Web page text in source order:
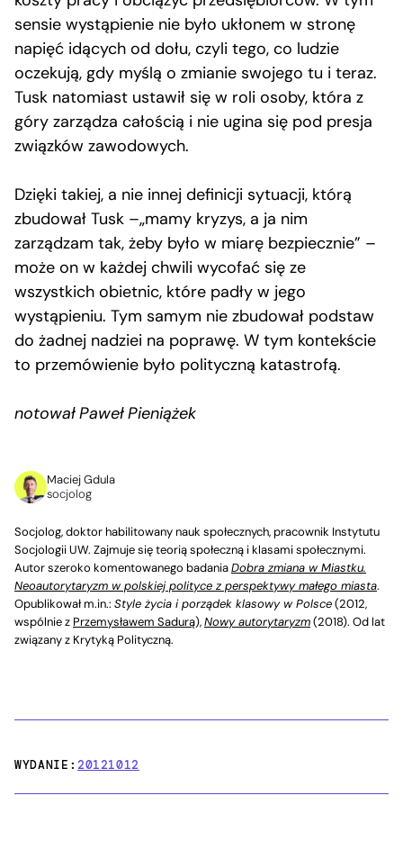
sensie wystąpienie nie było ukłonem w stronę
napięć idących od dołu, czyli tego, co ludzie
oczekują, gdy myślą o zmianie swojego tu i teraz.
Tusk natomiast ustawił się w roli osoby, która z
góry zarządza całością i nie ugina się pod presja
związków zawodowych.
Dzięki takiej, a nie innej definicji sytuacji, którą
zbudował Tusk –„mamy kryzys, a ja nim
zarządzam tak, żeby było w miarę bezpiecznie” –
może on w każdej chwili wycofać się ze
wszystkich obietnic, które padły w jego
wystąpieniu. Tym samym nie zbudował podstaw
do żadnej nadziei na poprawę. W tym kontekście
to przemówienie było polityczną katastrofą.
notował Paweł Pieniążek
Maciej Gdula
socjolog
Socjolog, doktor habilitowany nauk społecznych, pracownik Instytutu
Socjologii UW. Zajmuje się teorią społeczną i klasami społecznymi.
Autor szeroko komentowanego badaniaDobra zmiana w Miastku.
Neoautorytaryzm w polskiej polityce z perspektywy małego miasta.
Opublikował m.in.: Style życia i porządek klasowy w Polsce(2012,
wspólnie z Przemysławem Sadurą),Nowy autorytaryzm(2018). Od lat
związany z Krytyką Polityczną.
WYDANIE:20121012